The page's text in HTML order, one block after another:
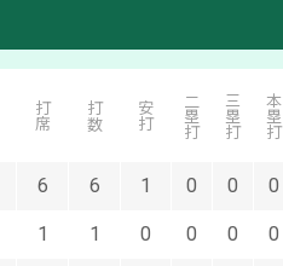
打席 打数 安打 二塁打 三塁打 本塁打
6 6 1 0 0 0
1 1 0 0 0 0